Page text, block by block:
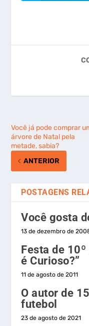
Você já pode comprar
árvore de Natal pela
metade, sabia?
ANTERIOR
POSTAGENS
Você gosta
13 de dezembro de
Festa de
é Curioso?”
11 de agosto de 2011
O autor de
futebol
23 de agosto de 2021